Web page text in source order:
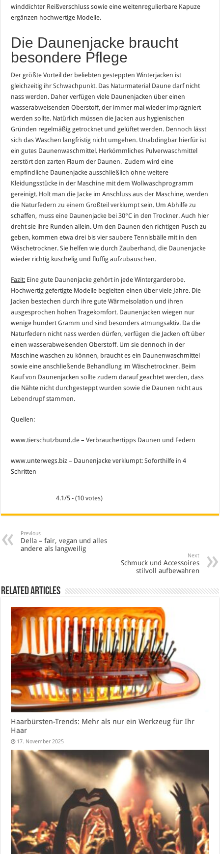
winddichter Reißverschluss sowie eine weitenregulierbare Kapuze
ergänzen hochwertige Modelle.
Die Daunenjacke braucht
besondere Pflege
Der größte Vorteil der beliebten gesteppten Winterjacken ist
gleichzeitig ihr Schwachpunkt. Das Naturmaterial Daune darf nicht
nass werden. Daher verfügen viele Daunenjacken über einen
wasserabweisenden Oberstoff, der immer mal wieder imprägniert
werden sollte. Natürlich müssen die Jacken aus hygienischen
Gründen regelmäßig getrocknet und gelüftet werden. Dennoch lässt
sich das Waschen langfristig nicht umgehen. Unabdingbar hierfür ist
ein gutes Daunenwaschmittel. Herkömmliches Pulverwaschmittel
zerstört den zarten Flaum der Daunen. Zudem wird eine
empfindliche Daunenjacke ausschließlich ohne weitere
Kleidungsstücke in der Maschine mit dem Wollwaschprogramm
gereinigt. Holt man die Jacke im Anschluss aus der Maschine, werden
die Naturfedern zu einem Großteil verklumpt sein. Um Abhilfe zu
schaffen, muss eine Daunenjacke bei 30°C in den Trockner. Auch hier
dreht sie ihre Runden allein. Um den Daunen den richtigen Pusch zu
geben, kommen etwa drei bis vier saubere Tennisbälle mit in den
Wäschetrockner. Sie helfen wie durch Zauberhand, die Daunenjacke
wieder richtig kuschelig und fluffig aufzubauschen.
Fazit: Eine gute Daunenjacke gehört in jede Wintergarderobe.
Hochwertig gefertigte Modelle begleiten einen über viele Jahre. Die
Jacken bestechen durch ihre gute Wärmeisolation und ihren
ausgesprochen hohen Tragekomfort. Daunenjacken wiegen nur
wenige hundert Gramm und sind besonders atmungsaktiv. Da die
Naturfedern nicht nass werden dürfen, verfügen die Jacken oft über
einen wasserabweisenden Oberstoff. Um sie dennoch in der
Maschine waschen zu können, braucht es ein Daunenwaschmittel
sowie eine anschließende Behandlung im Wäschetrockner. Beim
Kauf von Daunenjacken sollte zudem darauf geachtet werden, dass
die Nähte nicht durchgesteppt wurden sowie die Daunen nicht aus
Lebendrupfstammen.
Quellen:
www.tierschutzbund.de – Verbrauchertipps Daunen und Federn
www.unterwegs.biz – Daunenjacke verklumpt: Soforthilfe in 4
Schritten
4.1/5 - (10 votes)
Previous
Della – fair, vegan und alles
andere als langweilig
Next
Schmuck und Accessoires
stilvoll aufbewahren
Related Articles
Haarbürsten-Trends: Mehr als nur ein Werkzeug für Ihr
Haar
17. November 2025